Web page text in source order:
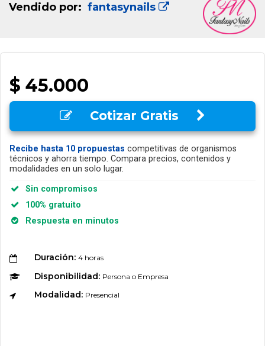
Vendido por: fantasynails
$ 45.000
Cotizar Gratis
Recibe hasta 10 propuestas competitivas de organismos
técnicos y ahorra tiempo. Compara precios, contenidos y
modalidades en un solo lugar.
Sin compromisos
100% gratuito
Respuesta en minutos
Duración: 4 horas
Disponibilidad: Persona o Empresa
Modalidad: Presencial